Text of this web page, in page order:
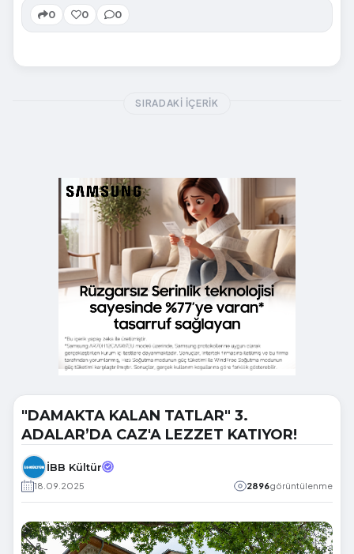
0 0 0
SIRADAKI İÇERIK
"DAMAKTA KALAN TATLAR" 3.
ADALAR’DA CAZ'A LEZZET KATIYOR!
İBB Kültür
18.09.2025 2896görüntülenme